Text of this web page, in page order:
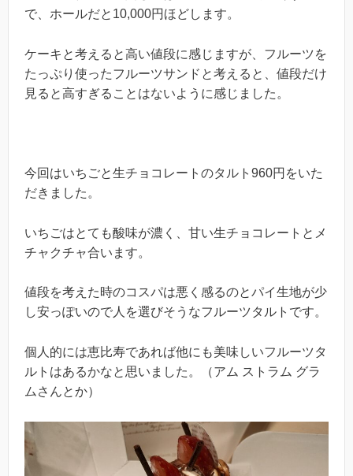
で、ホールだと10,000円ほどします。
ケーキと考えると高い値段に感じますが、フルーツを
たっぷり使ったフルーツサンドと考えると、値段だけ
見ると高すぎることはないように感じました。
今回はいちごと生チョコレートのタルト960円をいた
だきました。
いちごはとても酸味が濃く、甘い生チョコレートとメ
チャクチャ合います。
値段を考えた時のコスパは悪く感るのとパイ生地が少
し安っぽいので人を選びそうなフルーツタルトです。
個人的には恵比寿であれば他にも美味しいフルーツタ
ルトはあるかなと思いました。（アム ストラム グラ
ムさんとか）